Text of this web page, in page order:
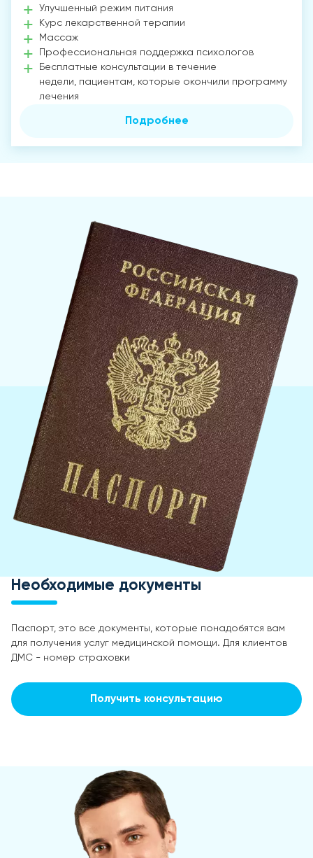
Улучшенный режим питания
Курс лекарственной терапии
Массаж
Профессиональная поддержка психологов
Бесплатные консультации в течение
недели, пациентам, которые окончили программу
лечения
Подробнее
Необходимые документы
Паспорт, это все документы, которые понадобятся вам
для получения услуг медицинской помощи. Для клиентов
ДМС - номер страховки
Получить консультацию